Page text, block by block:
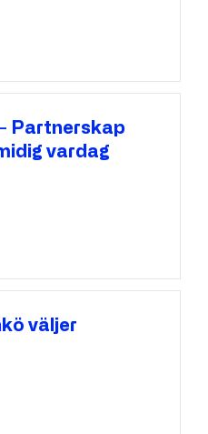
Partnerskap
vardag
väljer